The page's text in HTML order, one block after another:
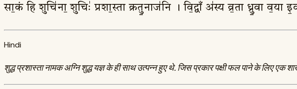
सा॒कं हि शुचि॑ना॒ शुचिः॑ प्रशा॒स्ता क्रतु॒नाज॑नि । वि॒द्वाँ अ॑स्य व्र॒ता ध्रु॒वा व॒या
Hindi
शुद्ध प्रशास्ता नामक अग्नि शुद्ध यज्ञ के ही साथ उत्पन्न हुए थे. जिस प्रकार पक्षी फल पाने के लिए एक